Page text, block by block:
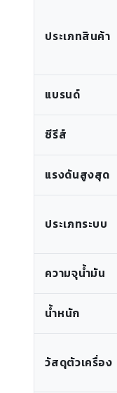
ประเภทสินค้า
แบรนด์
ซีรีส์
แรงดันสูงสุด
ประเภทระบบ
ความจุน้ำมัน
น้ำหนัก
วัสดุตัวเครื่อง